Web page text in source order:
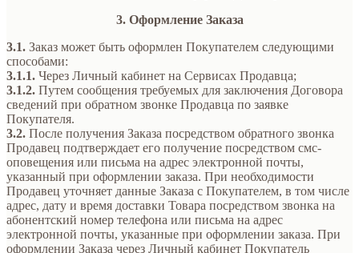
3. Оформление Заказа
3.1. Заказ может быть оформлен Покупателем следующими
способами:
3.1.1. Через Личный кабинет на Сервисах Продавца;
3.1.2. Путем сообщения требуемых для заключения Договора
сведений при обратном звонке Продавца по заявке
Покупателя.
3.2. После получения Заказа посредством обратного звонка
Продавец подтверждает его получение посредством смс-
оповещения или письма на адрес электронной почты,
указанный при оформлении заказа. При необходимости
Продавец уточняет данные Заказа с Покупателем, в том числе
адрес, дату и время доставки Товара посредством звонка на
абонентский номер телефона или письма на адрес
электронной почты, указанные при оформлении заказа. При
оформлении Заказа через Личный кабинет Покупатель